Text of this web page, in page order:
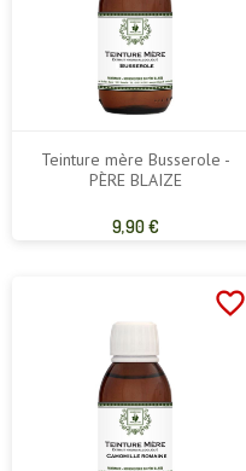
Teinture mère Busserole -
PÈRE BLAIZE
Prix
9,90 €
favorite_border